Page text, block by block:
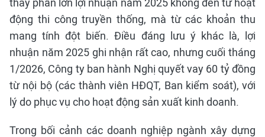
thấy phần lớn lợi nhuận năm 2025 không đến từ hoạt
động thi công truyền thống, mà từ các khoản thu
mang tính đột biến. Điều đáng lưu ý khác là, lợi
nhuận năm 2025 ghi nhận rất cao, nhưng cuối tháng
1/2026, Công ty ban hành Nghị quyết vay 60 tỷ đồng
từ nội bộ (các thành viên HĐQT, Ban kiểm soát), với
lý do phục vụ cho hoạt động sản xuất kinh doanh.
Trong bối cảnh các doanh nghiệp ngành xây dựng